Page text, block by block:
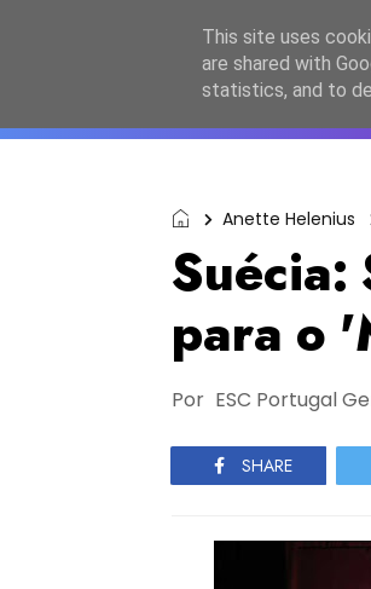
ESC2027
Anette Helenius
Suécia:
para o
Por ESC Portugal
SHARE
This site uses
are shared with
statistics, and to